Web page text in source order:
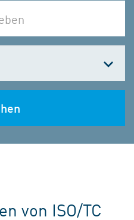
von ISO/TC